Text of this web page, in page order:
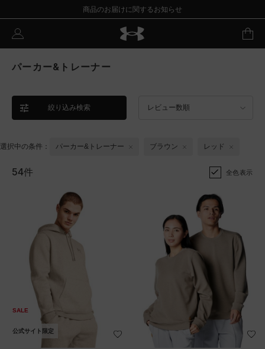
商品のお届けに関するお知らせ
パーカー&トレーナー
絞り込み検索 レビュー数順
選択中の条件： パーカー&トレーナー ブラウン レッド
54件 全色表示
SALE
公式サイト限定